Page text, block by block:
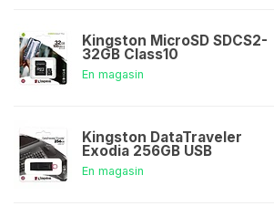
Kingston MicroSD SDCS2-
32GB Class10
En magasin
Kingston DataTraveler
Exodia 256GB USB
En magasin